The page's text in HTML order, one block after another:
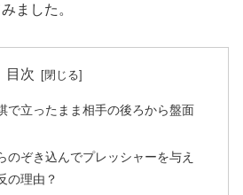
ました。
目次
で立ったまま相手の後ろから盤面
のぞき込んでプレッシャーを与え
の理由？